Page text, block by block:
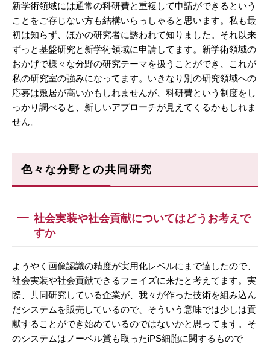
新学術領域には通常の科研費と重複して申請ができるという
ことをご存じない方も結構いらっしゃると思います。私も最
初は知らず、ほかの研究者に誘われて知りました。それ以来
ずっと基盤研究と新学術領域に申請してます。新学術領域の
おかげで様々な分野の研究テーマを扱うことができ、これが
私の研究室の強みになってます。いきなり別の研究領域への
応募は敷居が高いかもしれませんが、科研費という制度をし
っかり調べると、新しいアプローチが見えてくるかもしれま
せん。
色々な分野との共同研究
社会実装や社会貢献についてはどうお考えで
すか
ようやく画像認識の精度が実用化レベルにまで達したので、
社会実装や社会貢献できるフェイズに来たと考えてます。実
際、共同研究している企業が、我々が作った技術を組み込ん
だシステムを販売しているので、そういう意味では少しは貢
献することができ始めているのではないかと思ってます。そ
のシステムはノーベル賞も取ったiPS細胞に関するもので